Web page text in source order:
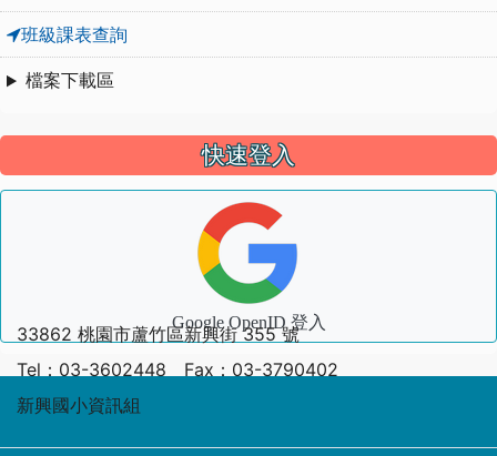
班級課表查詢
檔案下載區
快速登入
Google OpenID 登入
33862 桃園市蘆竹區新興街 355 號
Tel：03-3602448 Fax：03-3790402
新興國小資訊組